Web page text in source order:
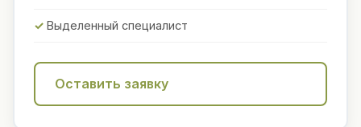
Выделенный специалист
Оставить заявку